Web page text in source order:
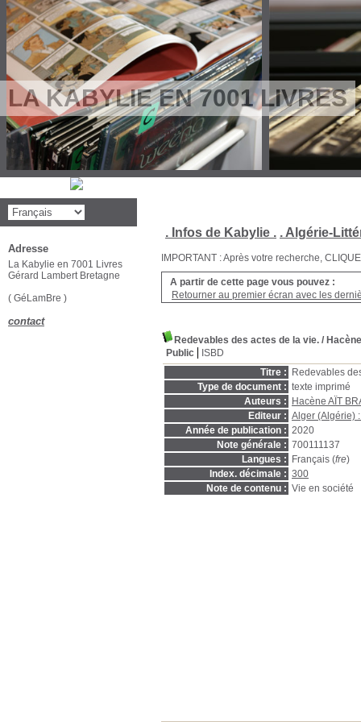
LA KABYLIE EN 7001 LIVRES
. Infos de Kabylie . . Algérie-
IMPORTANT : Après votre recherche,
A partir de cette page vous pouvez :
Retourner au premier écran avec les
Redevables des actes de la vie. /
Public
ISBD
Titre :
Redevables
Type de document : texte imprimé
Auteurs :
Hacène AÏT
Editeur : Alger (Algérie)
Année de publication : 2020
Note générale : 700111137
Langues :
Français (fre)
Index. décimale : 300
Note de contenu : Vie en société
Adresse
La Kabylie en 7001 Livres
Gérard Lambert Bretagne
( GéLamBre )
contact